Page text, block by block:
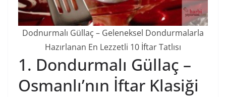
Dodnurmalı Güllaç – Geleneksel Dondurmalarla
Hazırlanan En Lezzetli 10 İftar Tatlısı
1. Dondurmalı Güllaç –
Osmanlı’nın İftar Klasiği